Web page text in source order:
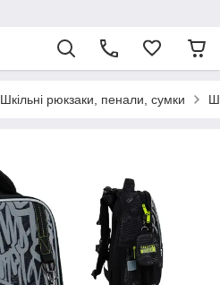
Шкільні рюкзаки, пенали, сумки